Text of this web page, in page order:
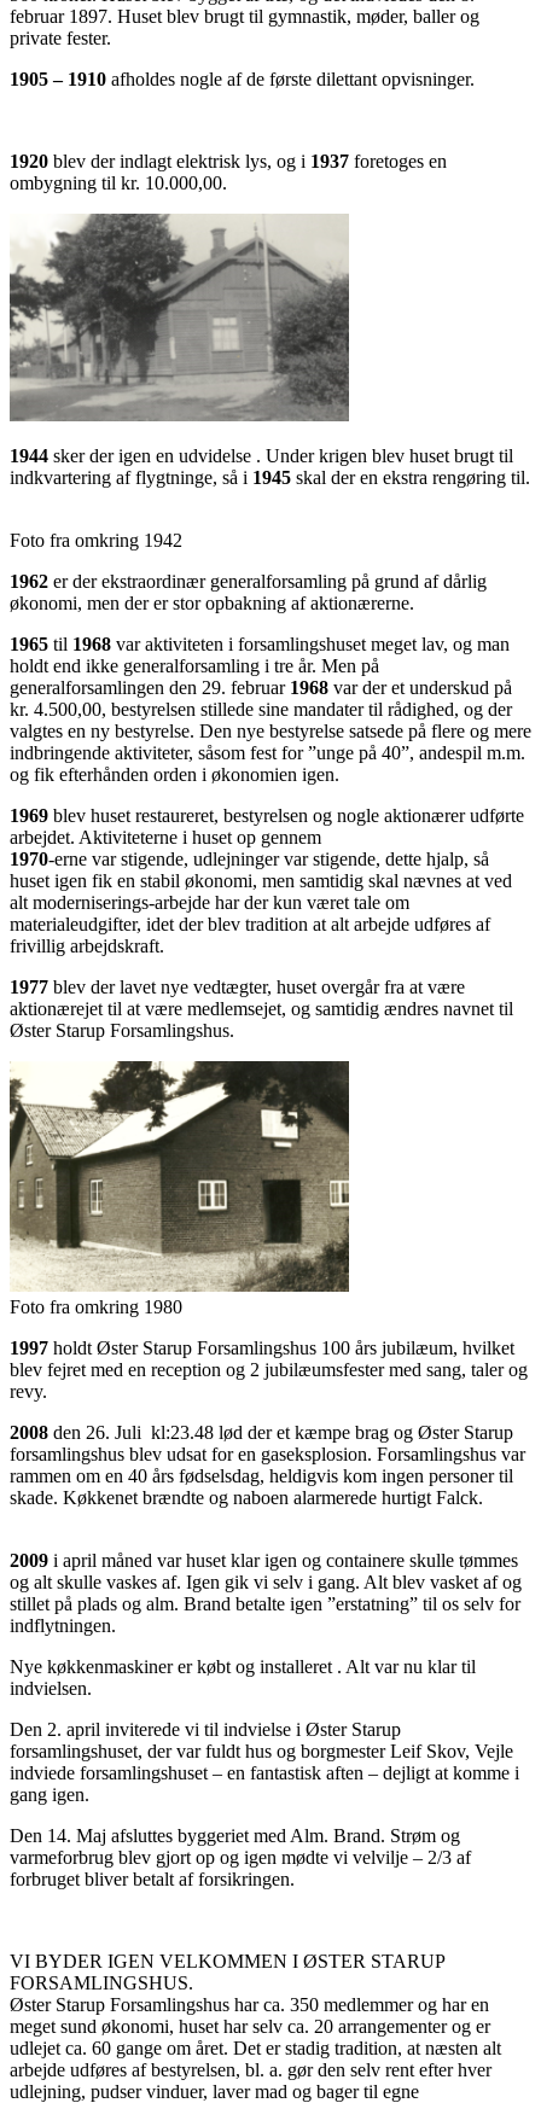
februar 1897. Huset blev brugt til gymnastik, møder, baller og
private fester.
1905 – 1910 afholdes nogle af de første dilettant opvisninger.
1920 blev der indlagt elektrisk lys, og i 1937 foretoges en
ombygning til kr. 10.000,00.
1944 sker der igen en udvidelse . Under krigen blev huset brugt til
indkvartering af flygtninge, så i 1945 skal der en ekstra rengøring til.
Foto fra omkring 1942
1962 er der ekstraordinær generalforsamling på grund af dårlig
økonomi, men der er stor opbakning af aktionærerne.
1965 til 1968 var aktiviteten i forsamlingshuset meget lav, og man
holdt end ikke generalforsamling i tre år. Men på
generalforsamlingen den 29. februar 1968 var der et underskud på
kr. 4.500,00, bestyrelsen stillede sine mandater til rådighed, og der
valgtes en ny bestyrelse. Den nye bestyrelse satsede på flere og mere
indbringende aktiviteter, såsom fest for ”unge på 40”, andespil m.m.
og fik efterhånden orden i økonomien igen.
1969 blev huset restaureret, bestyrelsen og nogle aktionærer udførte
arbejdet. Aktiviteterne i huset op gennem
1970-erne var stigende, udlejninger var stigende, dette hjalp, så
huset igen fik en stabil økonomi, men samtidig skal nævnes at ved
alt moderniserings-arbejde har der kun været tale om
materialeudgifter, idet der blev tradition at alt arbejde udføres af
frivillig arbejdskraft.
1977 blev der lavet nye vedtægter, huset overgår fra at være
aktionærejet til at være medlemsejet, og samtidig ændres navnet til
Øster Starup Forsamlingshus.
Foto fra omkring 1980
1997 holdt Øster Starup Forsamlingshus 100 års jubilæum, hvilket
blev fejret med en reception og 2 jubilæumsfester med sang, taler og
revy.
2008 den 26. Juli kl:23.48 lød der et kæmpe brag og Øster Starup
forsamlingshus blev udsat for en gaseksplosion. Forsamlingshus var
rammen om en 40 års fødselsdag, heldigvis kom ingen personer til
skade. Køkkenet brændte og naboen alarmerede hurtigt Falck.
2009 i april måned var huset klar igen og containere skulle tømmes
og alt skulle vaskes af. Igen gik vi selv i gang. Alt blev vasket af og
stillet på plads og alm. Brand betalte igen ”erstatning” til os selv for
indflytningen.
Nye køkkenmaskiner er købt og installeret . Alt var nu klar til
indvielsen.
Den 2. april inviterede vi til indvielse i Øster Starup
forsamlingshuset, der var fuldt hus og borgmester Leif Skov, Vejle
indviede forsamlingshuset – en fantastisk aften – dejligt at komme i
gang igen.
Den 14. Maj afsluttes byggeriet med Alm. Brand. Strøm og
varmeforbrug blev gjort op og igen mødte vi velvilje – 2/3 af
forbruget bliver betalt af forsikringen.
VI BYDER IGEN VELKOMMEN I ØSTER STARUP
FORSAMLINGSHUS.
Øster Starup Forsamlingshus har ca. 350 medlemmer og har en
meget sund økonomi, huset har selv ca. 20 arrangementer og er
udlejet ca. 60 gange om året. Det er stadig tradition, at næsten alt
arbejde udføres af bestyrelsen, bl. a. gør den selv rent efter hver
udlejning, pudser vinduer, laver mad og bager til egne